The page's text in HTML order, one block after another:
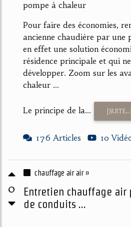
pompe à chaleur
Pour faire des économies,
ancienne chaudière par une
en effet une solution
résidence principale et qui ne
développer. Zoom sur les
chaleur ...
Le principe de la... [SUITE...]
176 Articles 10
0
chauffage air air »
Entretien chauffage
de conduits ...